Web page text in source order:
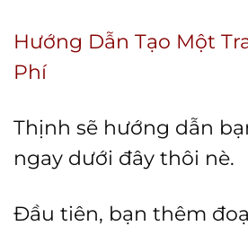
Hướng Dẫn Tạo Một
Phí
Thịnh sẽ hướng dẫn
ngay dưới đây thôi nè.
Đầu tiên, bạn thêm